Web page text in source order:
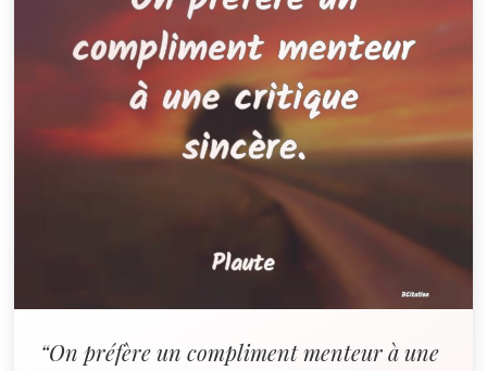
“On préfère un compliment menteur à une